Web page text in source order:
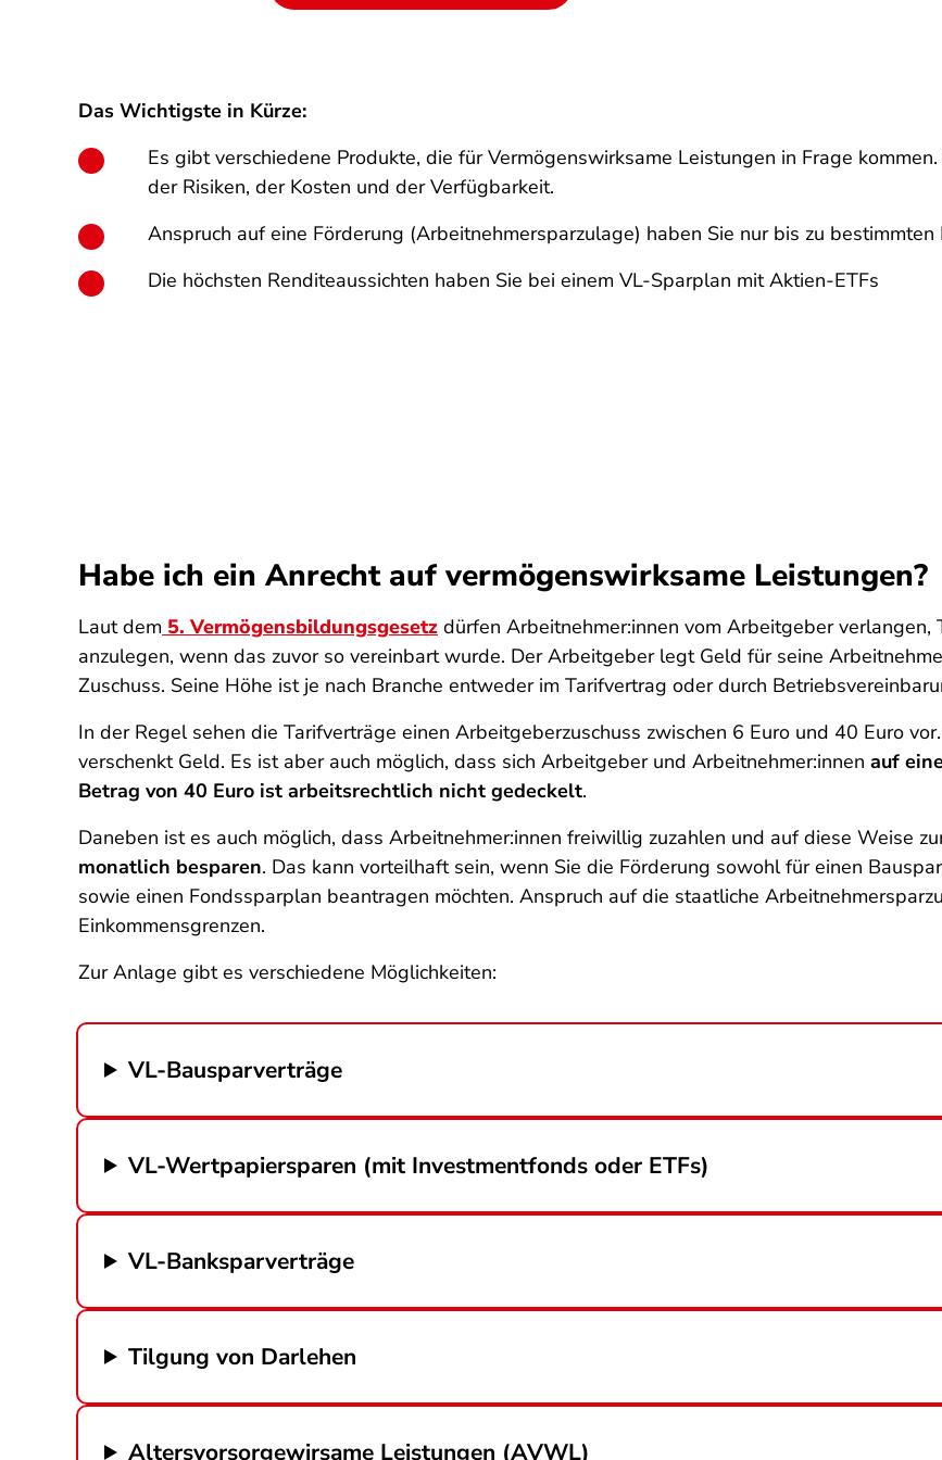
Das Wichtigste in Kürze:
Es gibt verschiedene Produkte, die für Vermögenswirksame Leistungen in Frage
der Risiken, der Kosten und der Verfügbarkeit.
Anspruch auf eine Förderung (Arbeitnehmersparzulage) haben Sie nur bis zu bestimmten
Die höchsten Renditeaussichten haben Sie bei einem VL-Sparplan mit Aktien-ETFs
Habe ich ein Anrecht auf vermögenswirksame Leistungen?
Laut dem 5. Vermögensbildungsgesetz dürfen Arbeitnehmer:innen vom Arbeitgeber
anzulegen, wenn das zuvor so vereinbart wurde. Der Arbeitgeber legt Geld für seine
Zuschuss. Seine Höhe ist je nach Branche entweder im Tarifvertrag oder durch
In der Regel sehen die Tarifverträge einen Arbeitgeberzuschuss zwischen 6 Euro und 40 Euro
verschenkt Geld. Es ist aber auch möglich, dass sich Arbeitgeber und Arbeitnehmer:innen auf
Betrag von 40 Euro ist arbeitsrechtlich nicht gedeckelt.
Daneben ist es auch möglich, dass Arbeitnehmer:innen freiwillig zuzahlen und auf diese Weise
monatlich besparen. Das kann vorteilhaft sein, wenn Sie die Förderung sowohl für einen
sowie einen Fondssparplan beantragen möchten. Anspruch auf die staatliche
Einkommensgrenzen.
Zur Anlage gibt es verschiedene Möglichkeiten:
VL-Bausparverträge
VL-Wertpapiersparen (mit Investmentfonds oder ETFs)
VL-Banksparverträge
Tilgung von Darlehen
Altersvorsorgewirsame Leistungen (AVWL)